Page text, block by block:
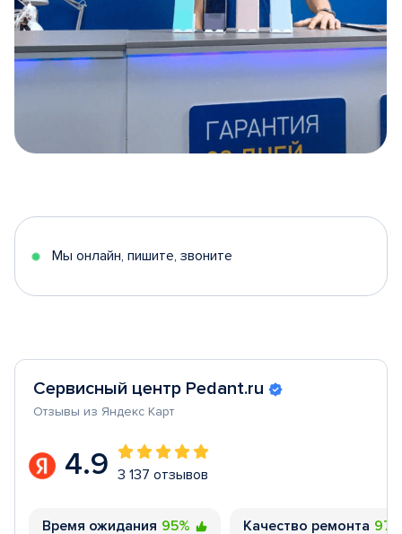
5
Мы онлайн, пишите, звоните
Сервисный центр Pedant.ru
Отзывы из Яндекс Карт
4.9 3 137 отзывов
Время ожидания 95% Качество ремонта